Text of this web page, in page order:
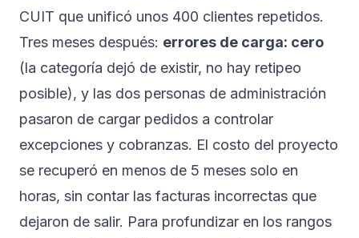
CUIT que unificó unos 400 clientes repetidos.
Tres meses después: errores de carga: cero
(la categoría dejó de existir, no hay retipeo
posible), y las dos personas de administración
pasaron de cargar pedidos a controlar
excepciones y cobranzas. El costo del proyecto
se recuperó en menos de 5 meses solo en
horas, sin contar las facturas incorrectas que
dejaron de salir. Para profundizar en los rangos